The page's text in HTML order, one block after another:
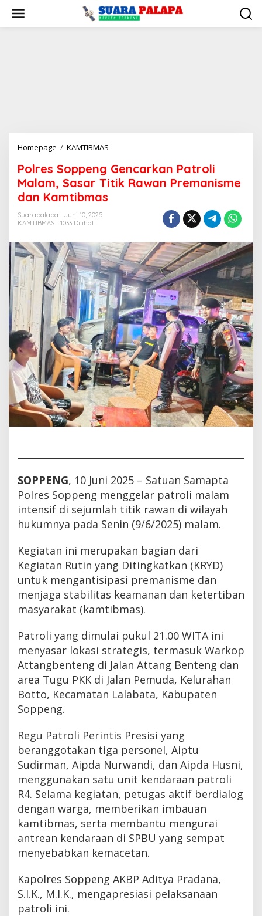
konten
Homepage / KAMTIBMAS
Gencarkan
Patroli
Premanisme
dan
Kamtibmas
Polres Soppeng Gencarkan Patroli
Malam, Sasar Titik Rawan Premanisme
dan Kamtibmas
Suarapalapa
Juni 10, 2025
KAMTIBMAS
1033 Dilihat
SOPPENG, 10 Juni 2025 – Satuan Samapta
Polres Soppeng menggelar patroli malam
intensif di sejumlah titik rawan di wilayah
hukumnya pada Senin (9/6/2025) malam.
Kegiatan ini merupakan bagian dari
Kegiatan Rutin yang Ditingkatkan (KRYD)
untuk mengantisipasi premanisme dan
menjaga stabilitas keamanan dan ketertiban
masyarakat (kamtibmas).
Patroli yang dimulai pukul 21.00 WITA ini
menyasar lokasi strategis, termasuk Warkop
Attangbenteng di Jalan Attang Benteng dan
area Tugu PKK di Jalan Pemuda, Kelurahan
Botto, Kecamatan Lalabata, Kabupaten
Soppeng.
Regu Patroli Perintis Presisi yang
beranggotakan tiga personel, Aiptu
Sudirman, Aipda Nurwandi, dan Aipda Husni,
menggunakan satu unit kendaraan patroli
R4. Selama kegiatan, petugas aktif berdialog
dengan warga, memberikan imbauan
kamtibmas, serta membantu mengurai
antrean kendaraan di SPBU yang sempat
menyebabkan kemacetan.
Kapolres Soppeng AKBP Aditya Pradana,
S.I.K., M.I.K., mengapresiasi pelaksanaan
patroli ini.